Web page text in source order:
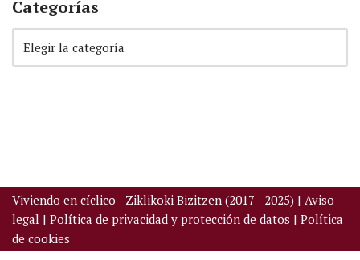
Categorías
Viviendo en cíclico - Ziklikoki Bizitzen (2017 - 2025) | Aviso
legal | Política de privacidad y protección de datos | Política
de cookies